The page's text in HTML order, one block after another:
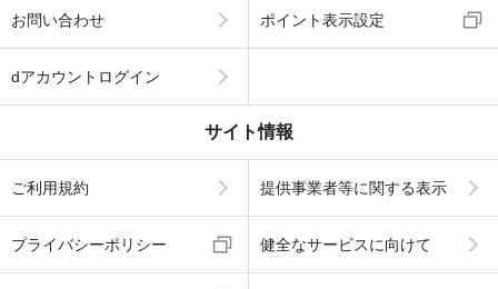
お問い合わせ ポイント表示設定
dアカウントログイン
サイト情報
ご利用規約 提供事業者等に関する表示
プライバシーポリシー 健全なサービスに向けて